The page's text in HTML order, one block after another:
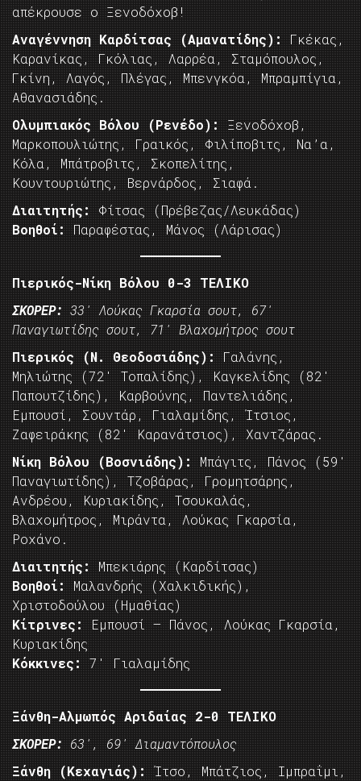
απέκρουσε ο Ξενοδόχοβ!
Αναγέννηση Καρδίτσας (Αμανατίδης): Γκέκας,
Καρανίκας, Γκόλιας, Λαρρέα, Σταμόπουλος,
Γκίνη, Λαγός, Πλέγας, Μπενγκόα, Μπραμπίγια,
Αθανασιάδης.
Ολυμπιακός Βόλου (Ρενέδο): Ξενοδόχοβ,
Μαρκοπουλιώτης, Γραικός, Φιλίποβιτς, Να’α,
Κόλα, Μπάτροβιτς, Σκοπελίτης,
Κουντουριώτης, Βερνάρδος, Σιαφά.
Διαιτητής:
Φίτσας (Πρέβεζας/Λευκάδας)
Βοηθοί:
Παραφέστας, Μάνος (Λάρισας)
Πιερικός-Νίκη Βόλου 0-3 ΤΕΛΙΚΟ
ΣΚΟΡΕΡ: 33′ Λούκας Γκαρσία σουτ, 67′
Παναγιωτίδης σουτ, 71′ Βλαχομήτρος σουτ
Πιερικός (Ν. Θεοδοσιάδης): Γαλάνης,
Μηλιώτης (72′ Τοπαλίδης), Καγκελίδης (82′
Παπουτζίδης), Καρβούνης, Παντελιάδης,
Εμπουσί, Σουντάρ, Γιαλαμίδης, Ίτσιος,
Ζαφειράκης (82′ Καρανάτσιος), Χαντζάρας.
Νίκη Βόλου (Βοσνιάδης): Μπάγιτς, Πάνος (59′
Παναγιωτίδης), Τζοβάρας, Γρομητσάρης,
Ανδρέου, Κυριακίδης, Τσουκαλάς,
Βλαχομήτρος, Μιράντα, Λούκας Γκαρσία,
Ροχάνο.
Διαιτητής:
Μπεκιάρης (Καρδίτσας)
Βοηθοί:
Μαλανδρής (Χαλκιδικής),
Χριστοδούλου (Ημαθίας)
Κίτρινες: Εμπουσί – Πάνος, Λούκας Γκαρσία,
Κυριακίδης
Κόκκινες: 7′ Γιαλαμίδης
Ξάνθη-Αλμωπός Αριδαίας 2-0 ΤΕΛΙΚΟ
ΣΚΟΡΕΡ: 63′, 69′ Διαμαντόπουλος
Ξάνθη (Κεχαγιάς): Ίτσο, Μπάτζιος, Ιμπραΐμι,